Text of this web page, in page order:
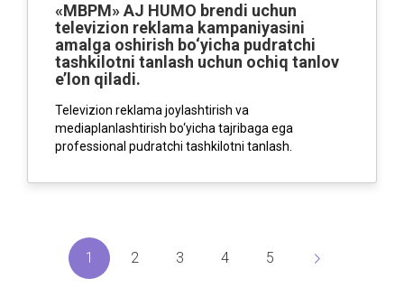
«MBPM» AJ HUMO brendi uchun
televizion reklama kampaniyasini
amalga oshirish bo‘yicha pudratchi
tashkilotni tanlash uchun ochiq tanlov
e’lon qiladi.
Televizion reklama joylashtirish va
mediaplanlashtirish bo‘yicha tajribaga ega
professional pudratchi tashkilotni tanlash.
1 2 3 4 5